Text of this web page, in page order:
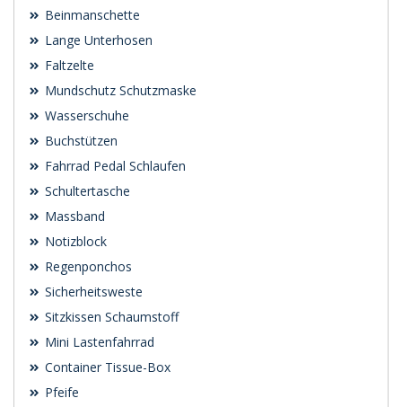
Beinmanschette
Lange Unterhosen
Faltzelte
Mundschutz Schutzmaske
Wasserschuhe
Buchstützen
Fahrrad Pedal Schlaufen
Schultertasche
Massband
Notizblock
Regenponchos
Sicherheitsweste
Sitzkissen Schaumstoff
Mini Lastenfahrrad
Container Tissue-Box
Pfeife